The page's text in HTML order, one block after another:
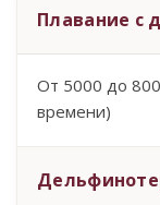
Плавание с
От 5000 до
времени)